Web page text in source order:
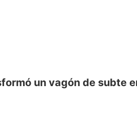
un vagón de subte